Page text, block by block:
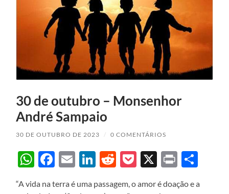
30 de outubro – Monsenhor
André Sampaio
30 DE OUTUBRO DE 2023 / 0 COMENTÁRIOS
WhatsApp
Facebook
EmailLinkedIn
Reddit
Pocket
X Print
“A vida na terra é uma passagem, o amor é doação e a